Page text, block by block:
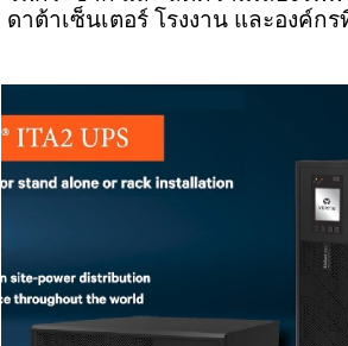
ดาต้าเซ็นเตอร์ โรงงาน และองค์ก